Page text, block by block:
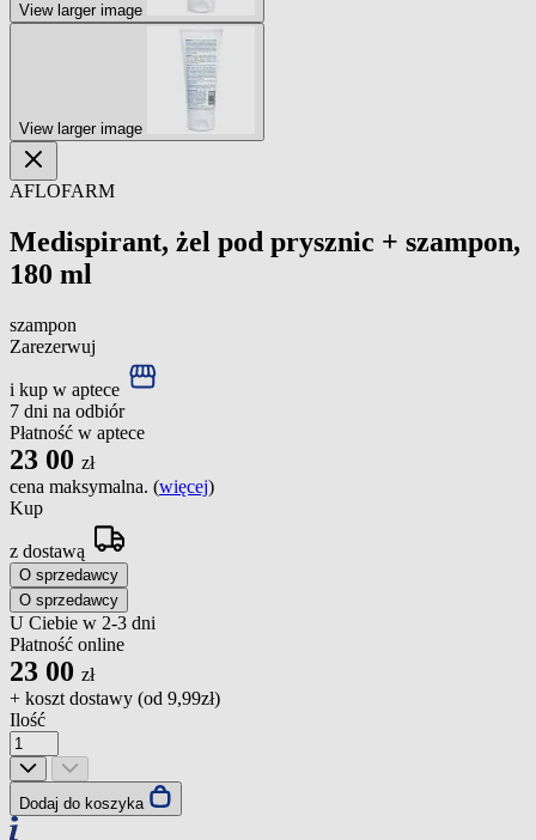
View larger image
View larger image
AFLOFARM
Medispirant, żel pod prysznic + szampon,
180 ml
szampon
Zarezerwuj
i kup w aptece
7 dni na odbiór
Płatność w aptece
23 00 zł
cena maksymalna. (więcej)
Kup
z dostawą
O sprzedawcy
O sprzedawcy
U Ciebie w 2-3 dni
Płatność online
23 00 zł
+ koszt dostawy (od 9,99zł)
Ilość
Dodaj do koszyka